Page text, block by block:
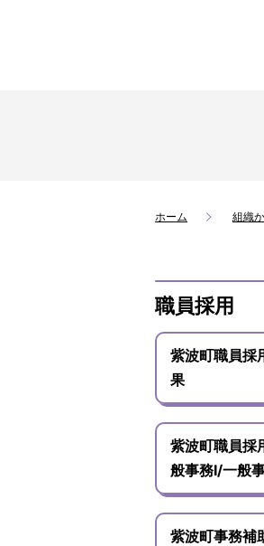
ホーム 組織
職員採用
紫波町職員採
果
紫波町職員
般事務Ⅰ/一般
紫波町事務補